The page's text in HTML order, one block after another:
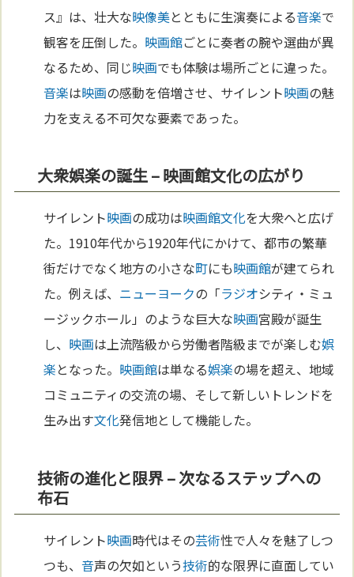
ス』は、壮大な映像美とともに生演奏による音楽で
観客を圧倒した。 映画館ごとに奏者の腕や選曲が異
なるため、同じ映画でも体験は場所ごとに違った。
音楽は映画の感動を倍増させ、サイレント映画の魅
力を支える不可欠な要素であった。
大衆娯楽の誕生 – 映画館文化の広がり
サイレント映画の成功は映画館文化を大衆へと広げ
た。1910年代から1920年代にかけて、都市の繁華
街だけでなく地方の小さな町にも映画館が建てられ
た。例えば、 ニューヨークの「ラジオシティ・ミュ
ージックホール」のような巨大な映画宮殿が誕生
し、 映画は上流階級から労働者階級までが楽しむ娯
楽となった。 映画館は単なる娯楽の場を超え、地域
コミュニティの交流の場、そして新しいトレンドを
生み出す文化発信地として機能した。
技術の進化と限界 – 次なるステップへの
布石
サイレント映画時代はその芸術性で人々を魅了しつ
つも、音声の欠如という技術的な限界に直面してい